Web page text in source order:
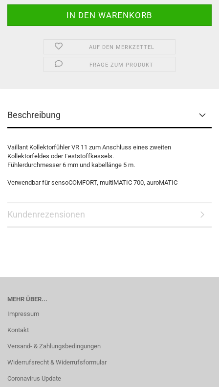
AUF DEN MERKZETTEL
FRAGE ZUM PRODUKT
Beschreibung
Vaillant Kollektorfühler VR 11 zum Anschluss eines zweiten
Kollektorfeldes oder Feststoffkessels.
Fühlerdurchmesser 6 mm und kabellänge 5 m.
Verwendbar für sensoCOMFORT, multiMATIC 700, auroMATIC
Kundenrezensionen
MEHR ÜBER...
Impressum
Kontakt
Versand- & Zahlungsbedingungen
Widerrufsrecht & Widerrufsformular
Coronavirus Update